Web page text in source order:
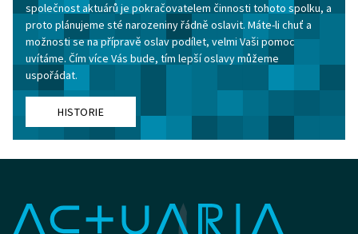
společnost aktuárů je pokračovatelem činnosti tohoto spolku, a
proto plánujeme sté narozeniny řádně oslavit. Máte-li chuť a
možnosti se na přípravě oslav podílet, velmi Vaši pomoc
uvítáme. Čím více Vás bude, tím lepší oslavy můžeme
uspořádat.
HISTORIE